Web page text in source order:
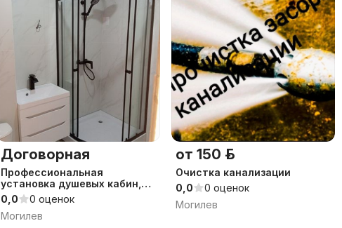
Договорная
Профессиональная
установка душевых кабин,
углов
0,0
0 оценок
Могилев
от 150 р.
Очистка канализации
0,0
0 оценок
Могилев